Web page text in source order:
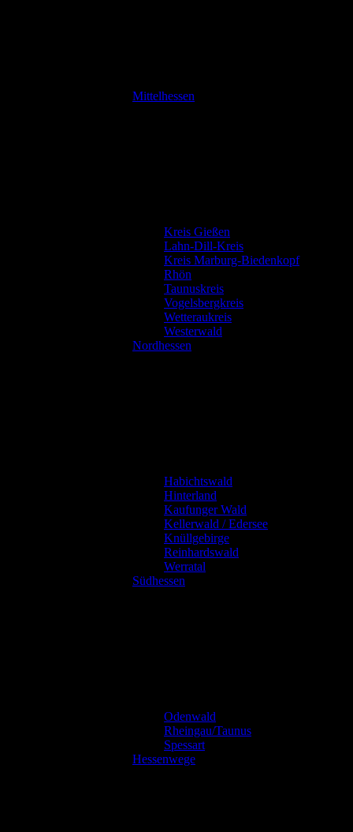
Mittelhessen
Kreis Gießen
Lahn-Dill-Kreis
Kreis Marburg-Biedenkopf
Rhön
Taunuskreis
Vogelsbergkreis
Wetteraukreis
Westerwald
Nordhessen
Habichtswald
Hinterland
Kaufunger Wald
Kellerwald / Edersee
Knüllgebirge
Reinhardswald
Werratal
Südhessen
Odenwald
Rheingau/Taunus
Spessart
Hessenwege